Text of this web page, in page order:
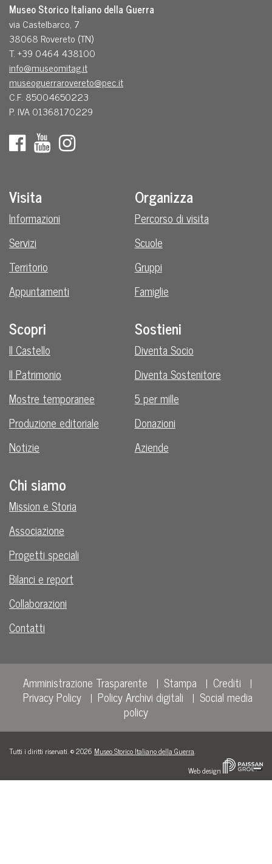
Museo Storico Italiano della Guerra
via Castelbarco, 7
38068 Rovereto (TN)
T. +39 0464 438100
info@museomitag.it
museoguerrarovereto@pec.it
C.F. 85004650223
P. IVA 01368170229
Visita
Informazioni
Servizi
Territorio
Appuntamenti
Organizza
Percorso di visita
Scuole
Gruppi
Famiglie
Scopri
Il Castello
Il Patrimonio
Mostre temporanee
Produzione editoriale
Notizie
Sostieni
Diventa Socio
Diventa Sostenitore
5 per mille
Donazioni
Aziende
Chi siamo
Mission e Storia
Associazione
Progetti speciali
Bilanci e report
Collaborazioni
Contatti
Amministrazione Trasparente Stampa
Crediti
Privacy Policy
Policy Archivi digitali
Social media
policy
Tutti i diritti riservati. © 2026 Museo Storico Italiano della Guerra.
Web design